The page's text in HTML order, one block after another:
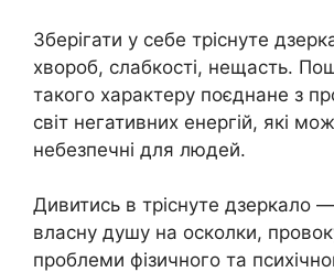
Зберігати у себе тріснуте
хвороб, слабкості, нещасть.
такого характеру поєднане з
світ негативних енергій, які
небезпечні для людей.
Дивитись в тріснуте дзеркало
власну душу на осколки,
проблеми фізичного та